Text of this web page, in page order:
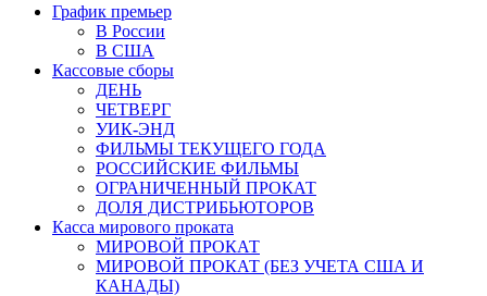
График премьер
В России
В США
Кассовые сборы
ДЕНЬ
ЧЕТВЕРГ
УИК-ЭНД
ФИЛЬМЫ ТЕКУЩЕГО ГОДА
РОССИЙСКИЕ ФИЛЬМЫ
ОГРАНИЧЕННЫЙ ПРОКАТ
ДОЛЯ ДИСТРИБЬЮТОРОВ
Касса мирового проката
МИРОВОЙ ПРОКАТ
МИРОВОЙ ПРОКАТ (БЕЗ УЧЕТА США И
КАНАДЫ)